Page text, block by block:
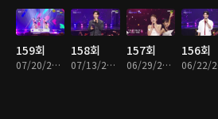
159회
07/20/2026 • 1시간 18분
158회
07/13/2026 • 1시간 17분
157회
06/29/2026 • 1시간 20분
156회